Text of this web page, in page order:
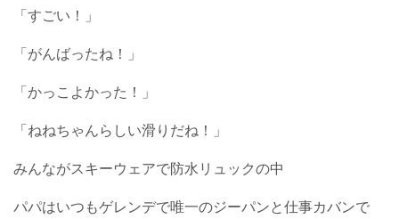
「すごい！」
「がんばったね！」
「かっこよかった！」
「ねねちゃんらしい滑りだね！」
みんながスキーウェアで防水リュックの中
パパはいつもゲレンデで唯一のジーパンと仕事カバンで